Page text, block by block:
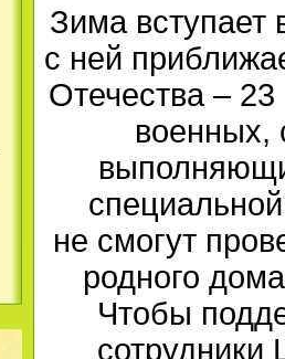
Зима вступает
с ней
Отечества –
военных,
не смогут
родного
Чтобы
сотрудники